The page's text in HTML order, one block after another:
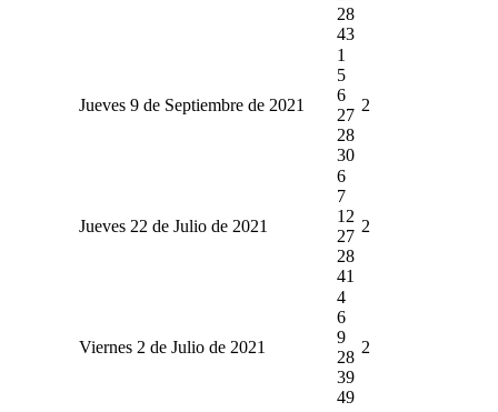
28
43
Jueves 9 de Septiembre de 2021
1
5
6
27
28
30
2
Jueves 22 de Julio de 2021
6
7
12
27
28
41
2
Viernes 2 de Julio de 2021
4
6
9
28
39
49
2